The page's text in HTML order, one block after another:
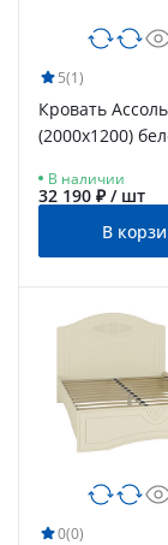
5(1)
Кровать
(2000x1200)
В наличии
32 190 ₽ / шт
В
0(0)